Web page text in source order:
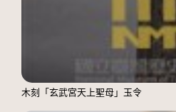
木刻「玄武宮天上聖母」玉令